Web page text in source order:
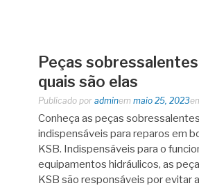
Peças
quais são elas
Publicado por adminem maio 25, 2023
Conheça as peças
indispensáveis para reparos em
KSB. Indispensáveis para o
equipamentos hidráulicos, as
KSB são responsáveis por evitar